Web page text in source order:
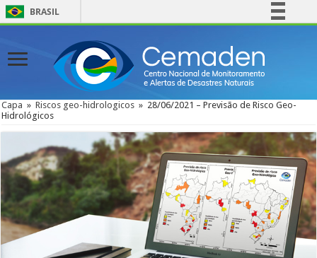
BRASIL
Comunica BR
Participe
Acesso à informação
Canais
Capa » Riscos geo-hidrologicos » 28/06/2021 – Previsão de Risco Geo-
Hidrológicos